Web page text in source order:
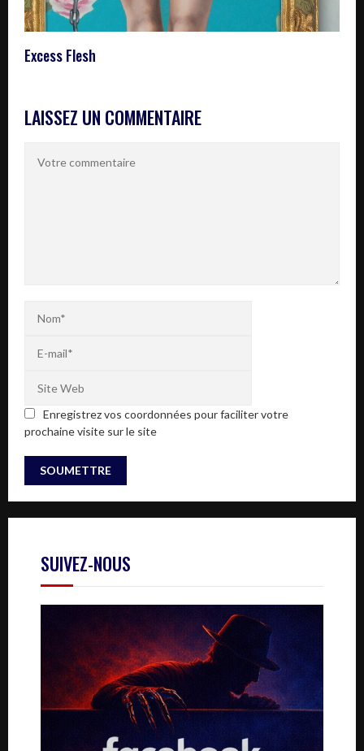
Excess Flesh
LAISSEZ UN COMMENTAIRE
Enregistrez vos coordonnées pour faciliter votre
prochaine visite sur le site
SUIVEZ-NOUS